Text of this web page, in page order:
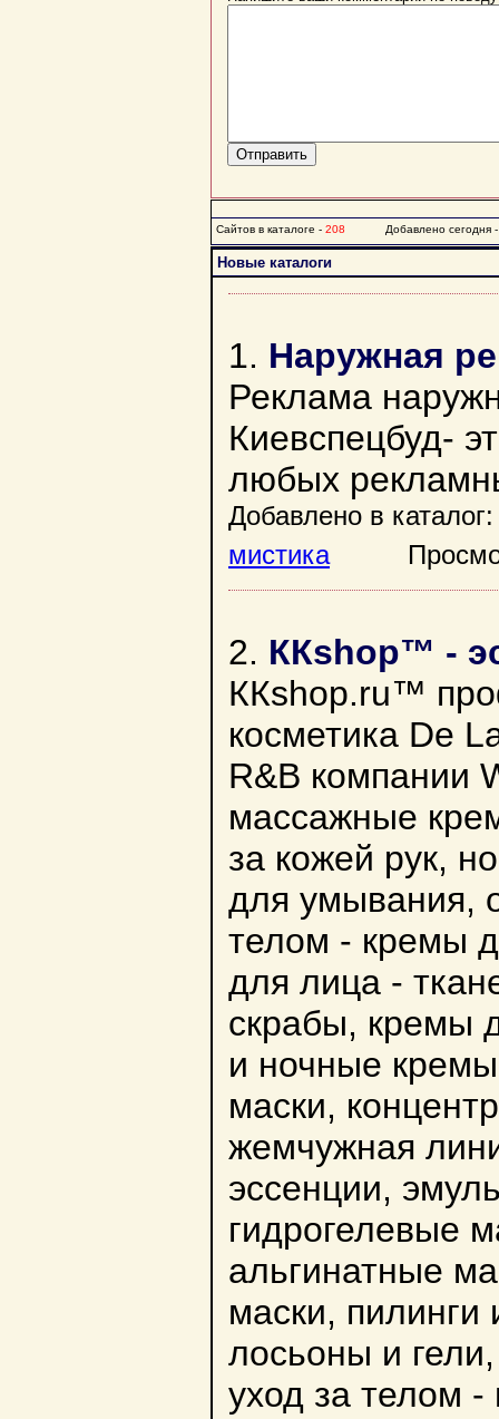
Сайтов в каталоге - 208 Добавлено сегодня
Новые каталоги
1. Наружная
Реклама
Киевспецбуд-
любых
Добавлено в
мистика
2. ККshop™ -
ККshop.ru™
косметика De
R&B компании
массажные
за кожей рук,
для умывания,
телом - кремы
для лица -
скрабы, кремы
и ночные
маски,
жемчужная
эссенции,
гидрогелевые
альгинатные
маски, пилинги
лосьоны и
уход за телом